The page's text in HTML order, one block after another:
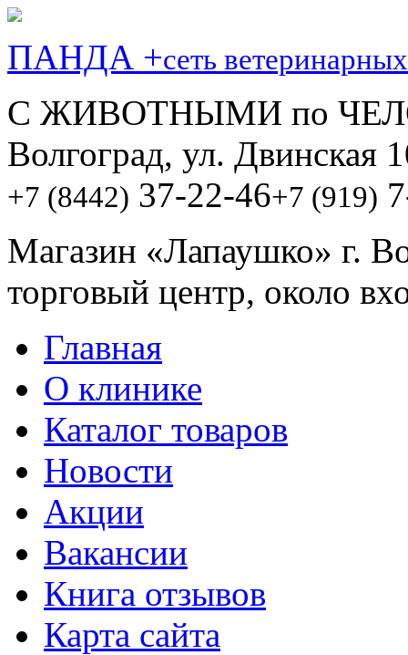
ПАНДА +сеть
С ЖИВОТНЫМИ по
Волгоград, ул. Двинская
+7 (8442) 37-22-46+7 (919)
Магазин «Лапаушко» г.
торговый центр, около
Главная
О клинике
Каталог товаров
Новости
Акции
Вакансии
Книга отзывов
Карта сайта